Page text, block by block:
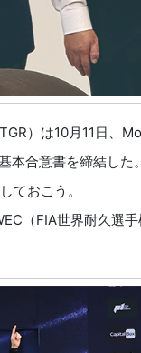
）は10月11日、
本合意書を締結した。
ておこう。
（FIA世界耐久選